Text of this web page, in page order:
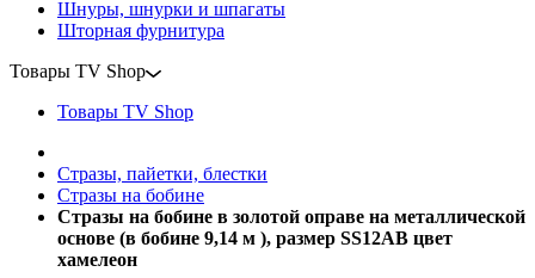
Шнуры, шнурки и шпагаты
Шторная фурнитура
Товары TV Shop
Товары TV Shop
Стразы, пайетки, блестки
Стразы на бобине
Стразы на бобине в золотой оправе на металлической
основе (в бобине 9,14 м ), размер SS12AB цвет
хамелеон